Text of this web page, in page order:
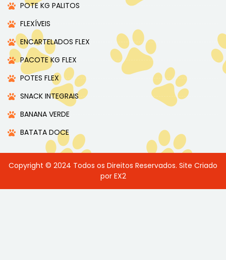
POTE KG PALITOS
FLEXÍVEIS
ENCARTELADOS FLEX
PACOTE KG FLEX
POTES FLEX
SNACK INTEGRAIS
BANANA VERDE
BATATA DOCE
Copyright © 2024 Todos os Direitos Reservados. Site Criado
por EX2